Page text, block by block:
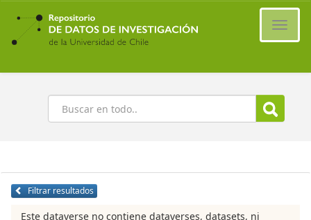
Ir
contenido
principal
Buscar
Filtrar resultados
Este dataverse no contiene dataverses, datasets, ni